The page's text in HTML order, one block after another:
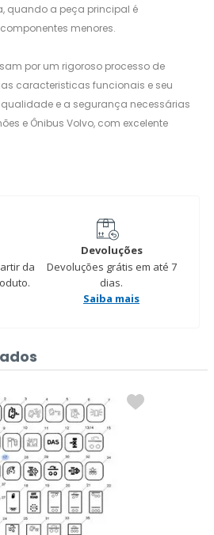
quando a peça principal é
menores.
por um rigoroso processo de
caracteristicas funcionais e seu
e a segurança necessárias
e Ônibus Volvo, com excelente
da
Devoluções
Devoluções grátis em até 7
dias.
Saiba mais